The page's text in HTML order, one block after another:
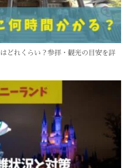
どれくらい？参拝・観光の目安を詳